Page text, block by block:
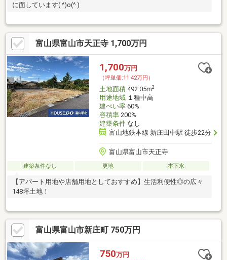
に面しています( ^)o(^ )
富山県富山市天正寺 1,700万円
1,700万円
（坪単価:11.42万円）
土地面積492.05m2
用途地域１種中高
建ぺい率60%
容積率200%
建築条件なし
富山地鉄本線 新庄田中駅 徒歩22分
富山県富山市天正寺
建築条件なし 更地 本下水
【アパート用地や店舗用地としておすすめ】生活利便性◎の広々
148坪土地！
富山県富山市新庄町 750万円
750万円